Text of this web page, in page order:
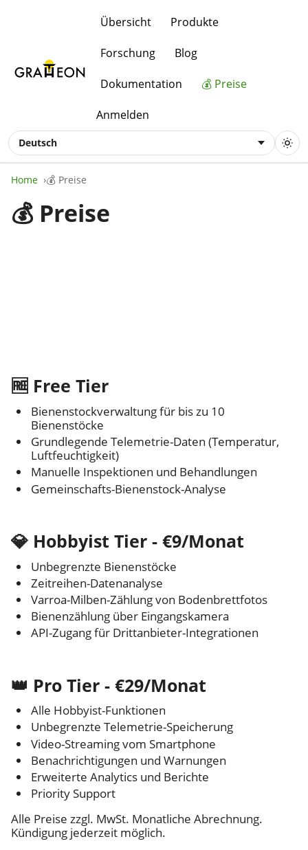
Übersicht Produkte
Forschung Blog
Dokumentation 💰 Preise
Anmelden
Deutsch
Home 💰 Preise
💰 Preise
🆓 Free Tier
Bienenstockverwaltung für bis zu 10
Bienenstöcke
Grundlegende Telemetrie-Daten (Temperatur,
Luftfeuchtigkeit)
Manuelle Inspektionen und Behandlungen
Gemeinschafts-Bienenstock-Analyse
💎 Hobbyist Tier - €9/Monat
Unbegrenzte Bienenstöcke
Zeitreihen-Datenanalyse
Varroa-Milben-Zählung von Bodenbrettfotos
Bienenzählung über Eingangskamera
API-Zugang für Drittanbieter-Integrationen
👑 Pro Tier - €29/Monat
Alle Hobbyist-Funktionen
Unbegrenzte Telemetrie-Speicherung
Video-Streaming vom Smartphone
Benachrichtigungen und Warnungen
Erweiterte Analytics und Berichte
Priority Support
Alle Preise zzgl. MwSt. Monatliche Abrechnung.
Kündigung jederzeit möglich.